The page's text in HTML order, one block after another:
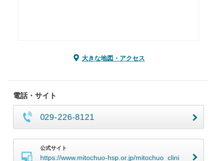
大きな地図・アクセス
電話・サイト
029-226-8121
公式サイト
https://www.mitochuo-hsp.or.jp/mitochuo_clini